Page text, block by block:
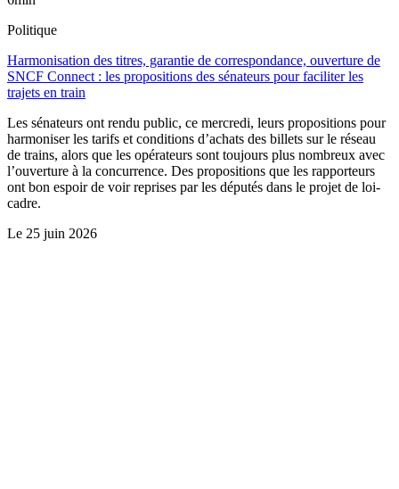
Politique
Harmonisation des titres, garantie de correspondance, ouverture de
SNCF Connect : les propositions des sénateurs pour faciliter les
trajets en train
Les sénateurs ont rendu public, ce mercredi, leurs propositions pour
harmoniser les tarifs et conditions d’achats des billets sur le réseau
de trains, alors que les opérateurs sont toujours plus nombreux avec
l’ouverture à la concurrence. Des propositions que les rapporteurs
ont bon espoir de voir reprises par les députés dans le projet de loi-
cadre.
Le 25 juin 2026